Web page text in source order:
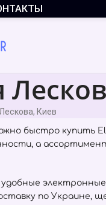
Киев
быстро купить
а
по Украине,